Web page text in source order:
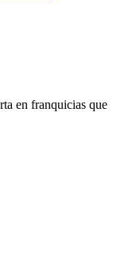
en franquicias que